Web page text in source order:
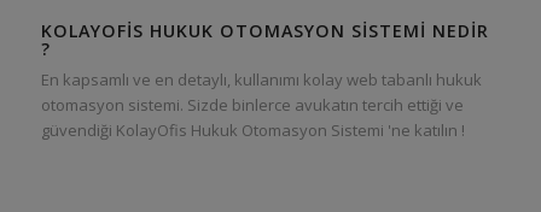
KOLAYOFIS HUKUK OTOMASYON SISTEMI NEDIR
?
En kapsamlı ve en detaylı, kullanımı kolay web tabanlı hukuk
otomasyon sistemi. Sizde binlerce avukatın tercih ettiği ve
güvendiği KolayOfis Hukuk Otomasyon Sistemi 'ne katılın !